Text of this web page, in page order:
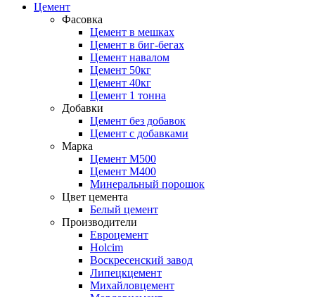
Цемент
Фасовка
Цемент в мешках
Цемент в биг-бегах
Цемент навалом
Цемент 50кг
Цемент 40кг
Цемент 1 тонна
Добавки
Цемент без добавок
Цемент с добавками
Марка
Цемент М500
Цемент М400
Минеральный порошок
Цвет цемента
Белый цемент
Производители
Евроцемент
Holcim
Воскресенский завод
Липецкцемент
Михайловцемент